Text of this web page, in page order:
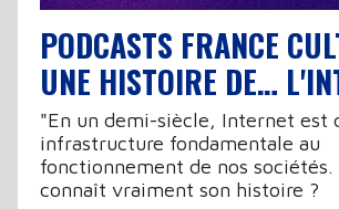
PODCASTS FRANCE
UNE HISTOIRE DE…
"En un demi-siècle, Internet est
infrastructure fondamentale au
fonctionnement de nos sociétés.
connaît vraiment son histoire ?